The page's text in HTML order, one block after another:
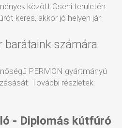
között Csehi területén.
keres, akkor jó helyen jár.
barátaink számára
PERMON gyártmányú
További részletek:
- Diplomás kútfúró